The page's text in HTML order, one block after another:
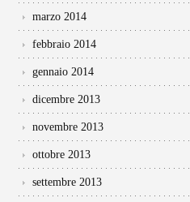
marzo 2014
febbraio 2014
gennaio 2014
dicembre 2013
novembre 2013
ottobre 2013
settembre 2013